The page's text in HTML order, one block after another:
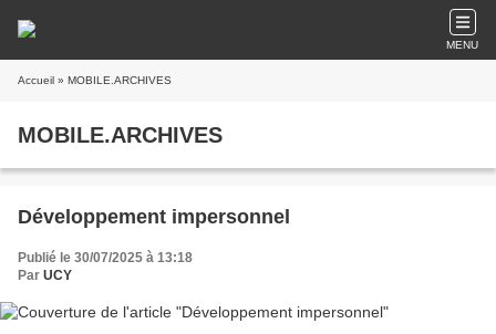
MENU
Accueil » MOBILE.ARCHIVES
MOBILE.ARCHIVES
Développement impersonnel
Publié le 30/07/2025 à 13:18
Par UCY